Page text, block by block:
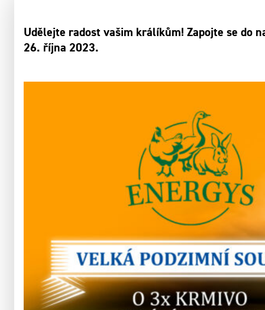
Udělejte radost vašim králíkům! Zapojte se do
26. října 2023.